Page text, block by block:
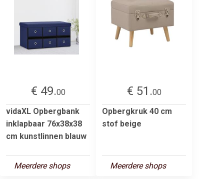
€ 49.00
vidaXL Opbergbank
inklapbaar 76x38x38
cm kunstlinnen blauw
Meerdere shops
€ 51.00
Opbergkruk 40 cm
stof beige
Meerdere shops